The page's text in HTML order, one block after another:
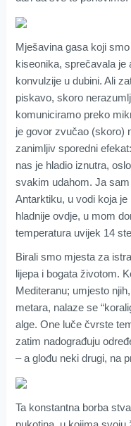
Mješavina gasa koji
kiseonika, sprečavala je
konvulzije u dubini. Ali
piskavo, skoro
komuniciramo preko
je govor zvučao (skoro)
zanimljiv sporedni
nas je hladio iznutra,
svakim udahom. Ja
Antarktiku, u vodi koja
hladnije ovdje, u mom
temperatura uvijek 14
Birali smo mjesta za
lijepa i bogata životom.
Mediteranu; umjesto
metara, nalaze se
alge. One luče čvrste
zatim nadograđuju
– a glođu neki drugi, na
Ta konstantna borba